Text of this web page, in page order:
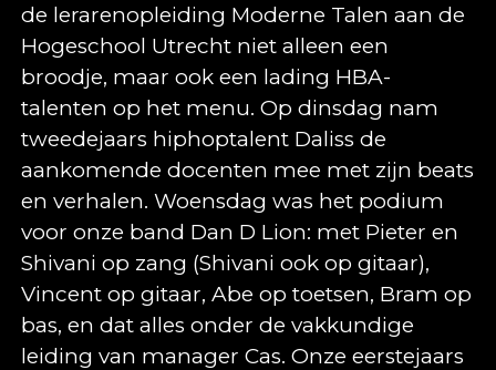
de lerarenopleiding Moderne Talen aan de
Hogeschool Utrecht niet alleen een
broodje, maar ook een lading HBA-
talenten op het menu. Op dinsdag nam
tweedejaars hiphoptalent Daliss de
aankomende docenten mee met zijn beats
en verhalen. Woensdag was het podium
voor onze band Dan D Lion: met Pieter en
Shivani op zang (Shivani ook op gitaar),
Vincent op gitaar, Abe op toetsen, Bram op
bas, en dat alles onder de vakkundige
leiding van manager Cas. Onze eerstejaars